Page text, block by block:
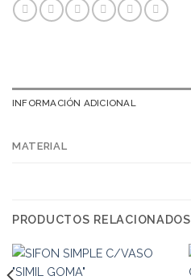
INFORMACIÓN ADICIONAL
MATERIAL
PRODUCTOS RELACIONADOS